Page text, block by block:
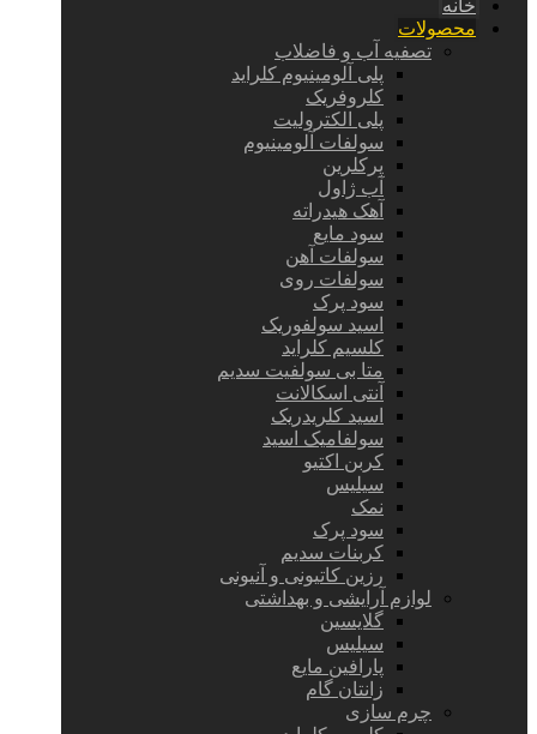
خانه
محصولات
تصفیه آب و فاضلاب
پلی آلومینیوم کلراید
کلروفریک
پلی الکترولیت
سولفات آلومینیوم
پرکلرین
آب ژاول
آهک هیدراته
سود مایع
سولفات آهن
سولفات روی
سود پرک
اسید سولفوریک
کلسیم کلراید
متا بی سولفیت سدیم
آنتی اسکالانت
اسید کلریدریک
سولفامیک اسید
کربن اکتیو
سیلیس
نمک
سود پرک
کربنات سدیم
رزین کاتیونی و آنیونی
لوازم آرایشی و بهداشتی
گلایسین
سیلیس
پارافین مایع
زانتان گام
چرم سازی